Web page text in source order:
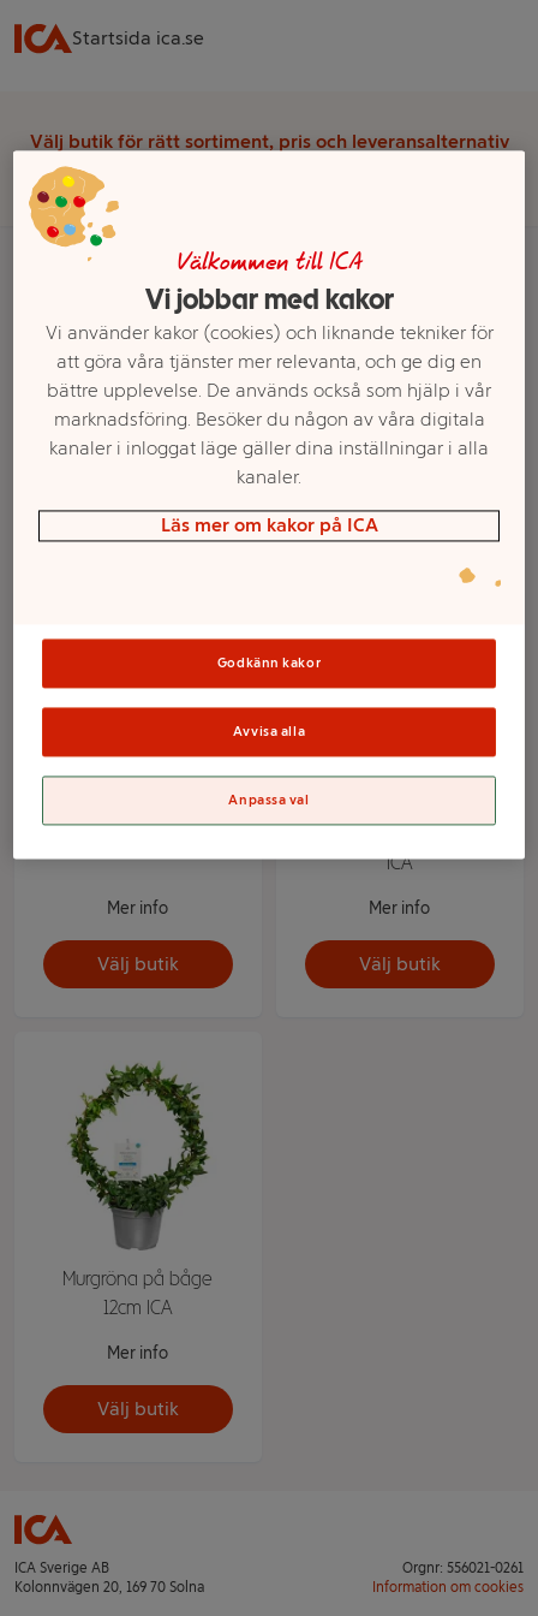
Startsida ica.se
Välj butik för rätt sortiment, pris och leveransalternativ
Blommor & Trädgård
Krukväxter & Blomsterarrangemang
Gröna växter
Ett exempel på onlinesortiment visas.
Gröna växter
Jordreva 12cm
Mer info
Välj butik
Murgröna rankor 12 cm
ICA
Mer info
Välj butik
Murgröna på båge
12cm ICA
Mer info
Välj butik
ICA Sverige AB
Kolonnvägen 20, 169 70 Solna
Orgnr: 556021-0261
Information om cookies
Välkommen till ICA
Vi jobbar med kakor
Vi använder kakor (cookies) och liknande tekniker för
att göra våra tjänster mer relevanta, och ge dig en
bättre upplevelse. De används också som hjälp i vår
marknadsföring. Besöker du någon av våra digitala
kanaler i inloggat läge gäller dina inställningar i alla
kanaler.
Läs mer om kakor på ICA
Godkänn kakor
Avvisa alla
Anpassa val